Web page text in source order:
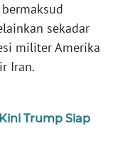
sekadar
militer Amerika
Iran.
Trump Siap